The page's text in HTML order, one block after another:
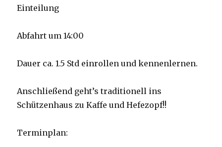
Einteilung
Abfahrt um 14:00
Dauer ca. 1.5 Std einrollen und kennenlernen.
Anschließend geht’s traditionell ins
Schützenhaus zu Kaffe und Hefezopf!!
Terminplan: